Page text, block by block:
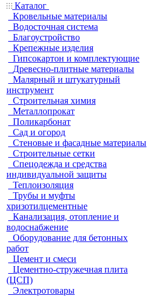
Каталог
Кровельные материалы
Водосточная система
Благоустройство
Крепежные изделия
Гипсокартон и комплектующие
Древесно-плитные материалы
Малярный и штукатурный
инструмент
Строительная химия
Металлопрокат
Поликарбонат
Сад и огород
Стеновые и фасадные материалы
Строительные сетки
Спецодежда и средства
индивидуальной защиты
Теплоизоляция
Трубы и муфты
хризотилцементные
Канализация, отопление и
водоснабжение
Оборудование для бетонных
работ
Цемент и смеси
Цементно-стружечная плита
(ЦСП)
Электротовары